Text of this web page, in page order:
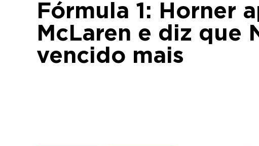
Fórmula 1: Horner
McLaren e diz que
vencido mais